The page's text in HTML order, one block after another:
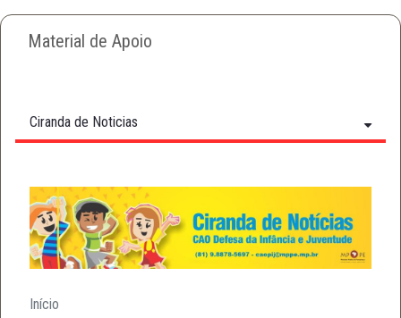
Material de Apoio
Ciranda de Noticias
Início